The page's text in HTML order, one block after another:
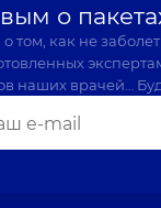
о
как не
наших врачей…